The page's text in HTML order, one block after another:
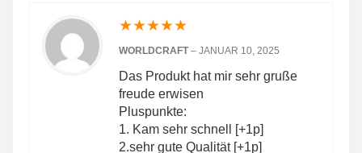
★★★★★
WORLDCRAFT– JANUAR 10, 2025
Das Produkt hat mir sehr gruße
freude erwisen
Pluspunkte:
1. Kam sehr schnell [+1p]
2.sehr gute Qualität [+1p]